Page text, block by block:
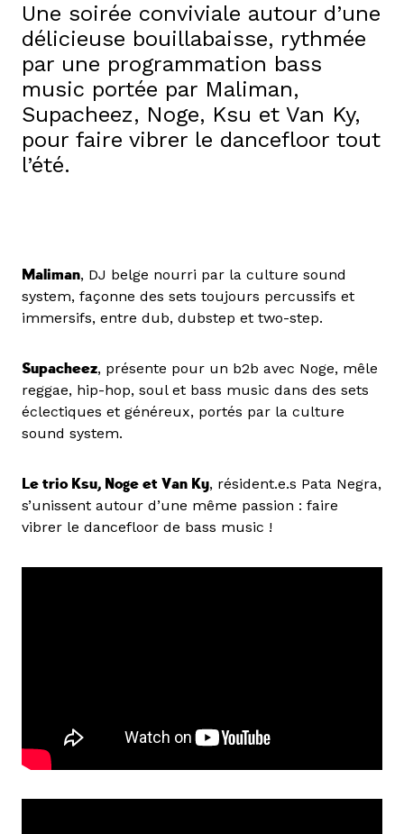
Une soirée conviviale autour d’une
délicieuse bouillabaisse, rythmée
par une programmation bass
music portée par Maliman,
Supacheez, Noge, Ksu et Van Ky,
pour faire vibrer le dancefloor tout
l’été.
Maliman, DJ belge nourri par la culture sound
system, façonne des sets toujours percussifs et
immersifs, entre dub, dubstep et two-step.
Supacheez, présente pour un b2b avec Noge, mêle
reggae, hip-hop, soul et bass music dans des sets
éclectiques et généreux, portés par la culture
sound system.
Le trio Ksu, Noge et Van Ky, résident.e.s Pata Negra,
s’unissent autour d’une même passion : faire
vibrer le dancefloor de bass music !